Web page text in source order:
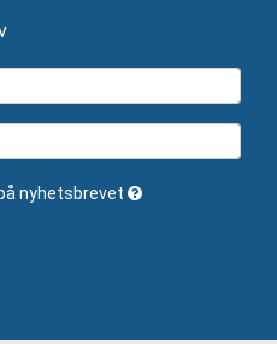
nyhetsbrevet